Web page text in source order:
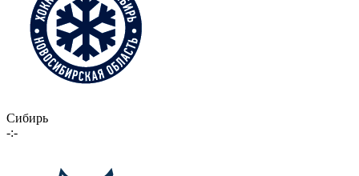
Сибирь
-:-